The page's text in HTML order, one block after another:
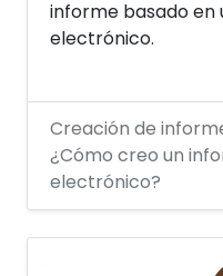
informe basado
electrónico.
Creación de
¿Cómo creo un
electrónico?